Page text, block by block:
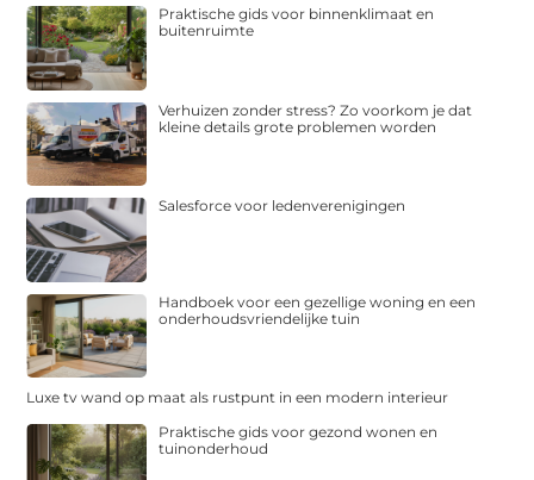
Praktische gids voor binnenklimaat en
buitenruimte
Verhuizen zonder stress? Zo voorkom je dat
kleine details grote problemen worden
Salesforce voor ledenverenigingen
Handboek voor een gezellige woning en een
onderhoudsvriendelijke tuin
Luxe tv wand op maat als rustpunt in een modern interieur
Praktische gids voor gezond wonen en
tuinonderhoud